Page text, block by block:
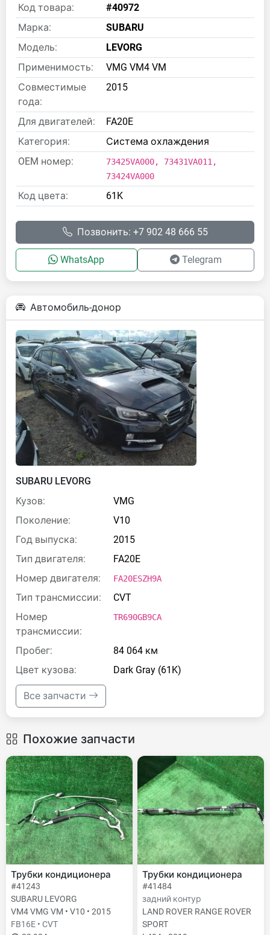
Код товара:
#40972
Марка:
SUBARU
Модель:
LEVORG
Применимость:
VMG VM4 VM
Совместимые
года:
2015
Для двигателей:
FA20E
Категория:
Система охлаждения
OEM номер:
73425VA000, 73431VA011,
73424VA000
Код цвета: 61K
Позвонить: +7 902 48 666 55
WhatsApp Telegram
Автомобиль-донор
SUBARU LEVORG
Кузов:
VMG
Поколение:
V10
Год выпуска:
2015
Тип двигателя:
FA20E
Номер двигателя:
FA20ESZH9A
Тип трансмиссии:
CVT
Номер
трансмиссии:
TR690GB9CA
Пробег:
84 064 км
Цвет кузова:
Dark Gray (61K)
Все запчасти
Похожие запчасти
Трубки кондиционера
#41243
SUBARU LEVORG
VM4 VMG VM • V10 • 2015
FB16E • CVT
Трубки кондиционера
#41484
задний контур
LAND ROVER RANGE ROVER
SPORT